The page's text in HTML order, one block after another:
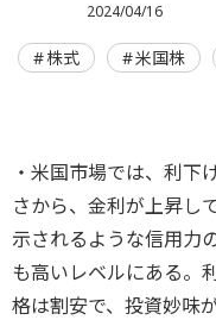
2024/04/16
株式 米国株
・米国市場では、利下
さから、金利が上昇し
示されるような信用力
も高いレベルにある。
格は割安で、投資妙味